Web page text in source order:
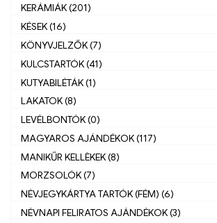
KERÁMIÁK (201)
KÉSEK (16)
KÖNYVJELZŐK (7)
KULCSTARTÓK (41)
KUTYABILÉTÁK (1)
LAKATOK (8)
LEVÉLBONTÓK (0)
MAGYAROS AJÁNDÉKOK (117)
MANIKŰR KELLÈKEK (8)
MORZSOLÓK (7)
NÉVJEGYKÁRTYA TARTÓK (FÉM) (6)
NÉVNAPI FELIRATOS AJÁNDÉKOK (3)